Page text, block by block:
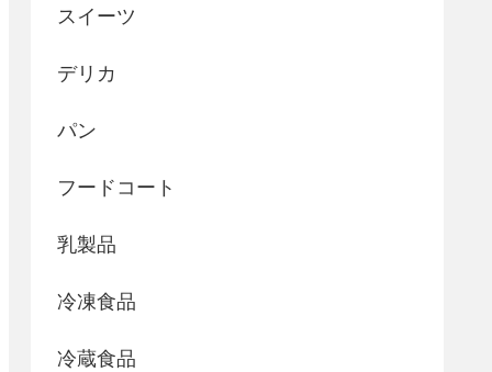
スイーツ
デリカ
パン
フードコート
乳製品
冷凍食品
冷蔵食品